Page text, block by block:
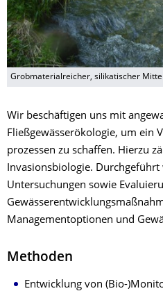
Grobmaterialreicher, silikatischer
Wir beschäftigen uns mit
Fließgewässerökologie, um ein
prozessen zu schaffen. Hierzu
Invasionsbiologie.
Untersuchungen sowie
Managementoptionen und
Methoden
Entwicklung von (Bio-